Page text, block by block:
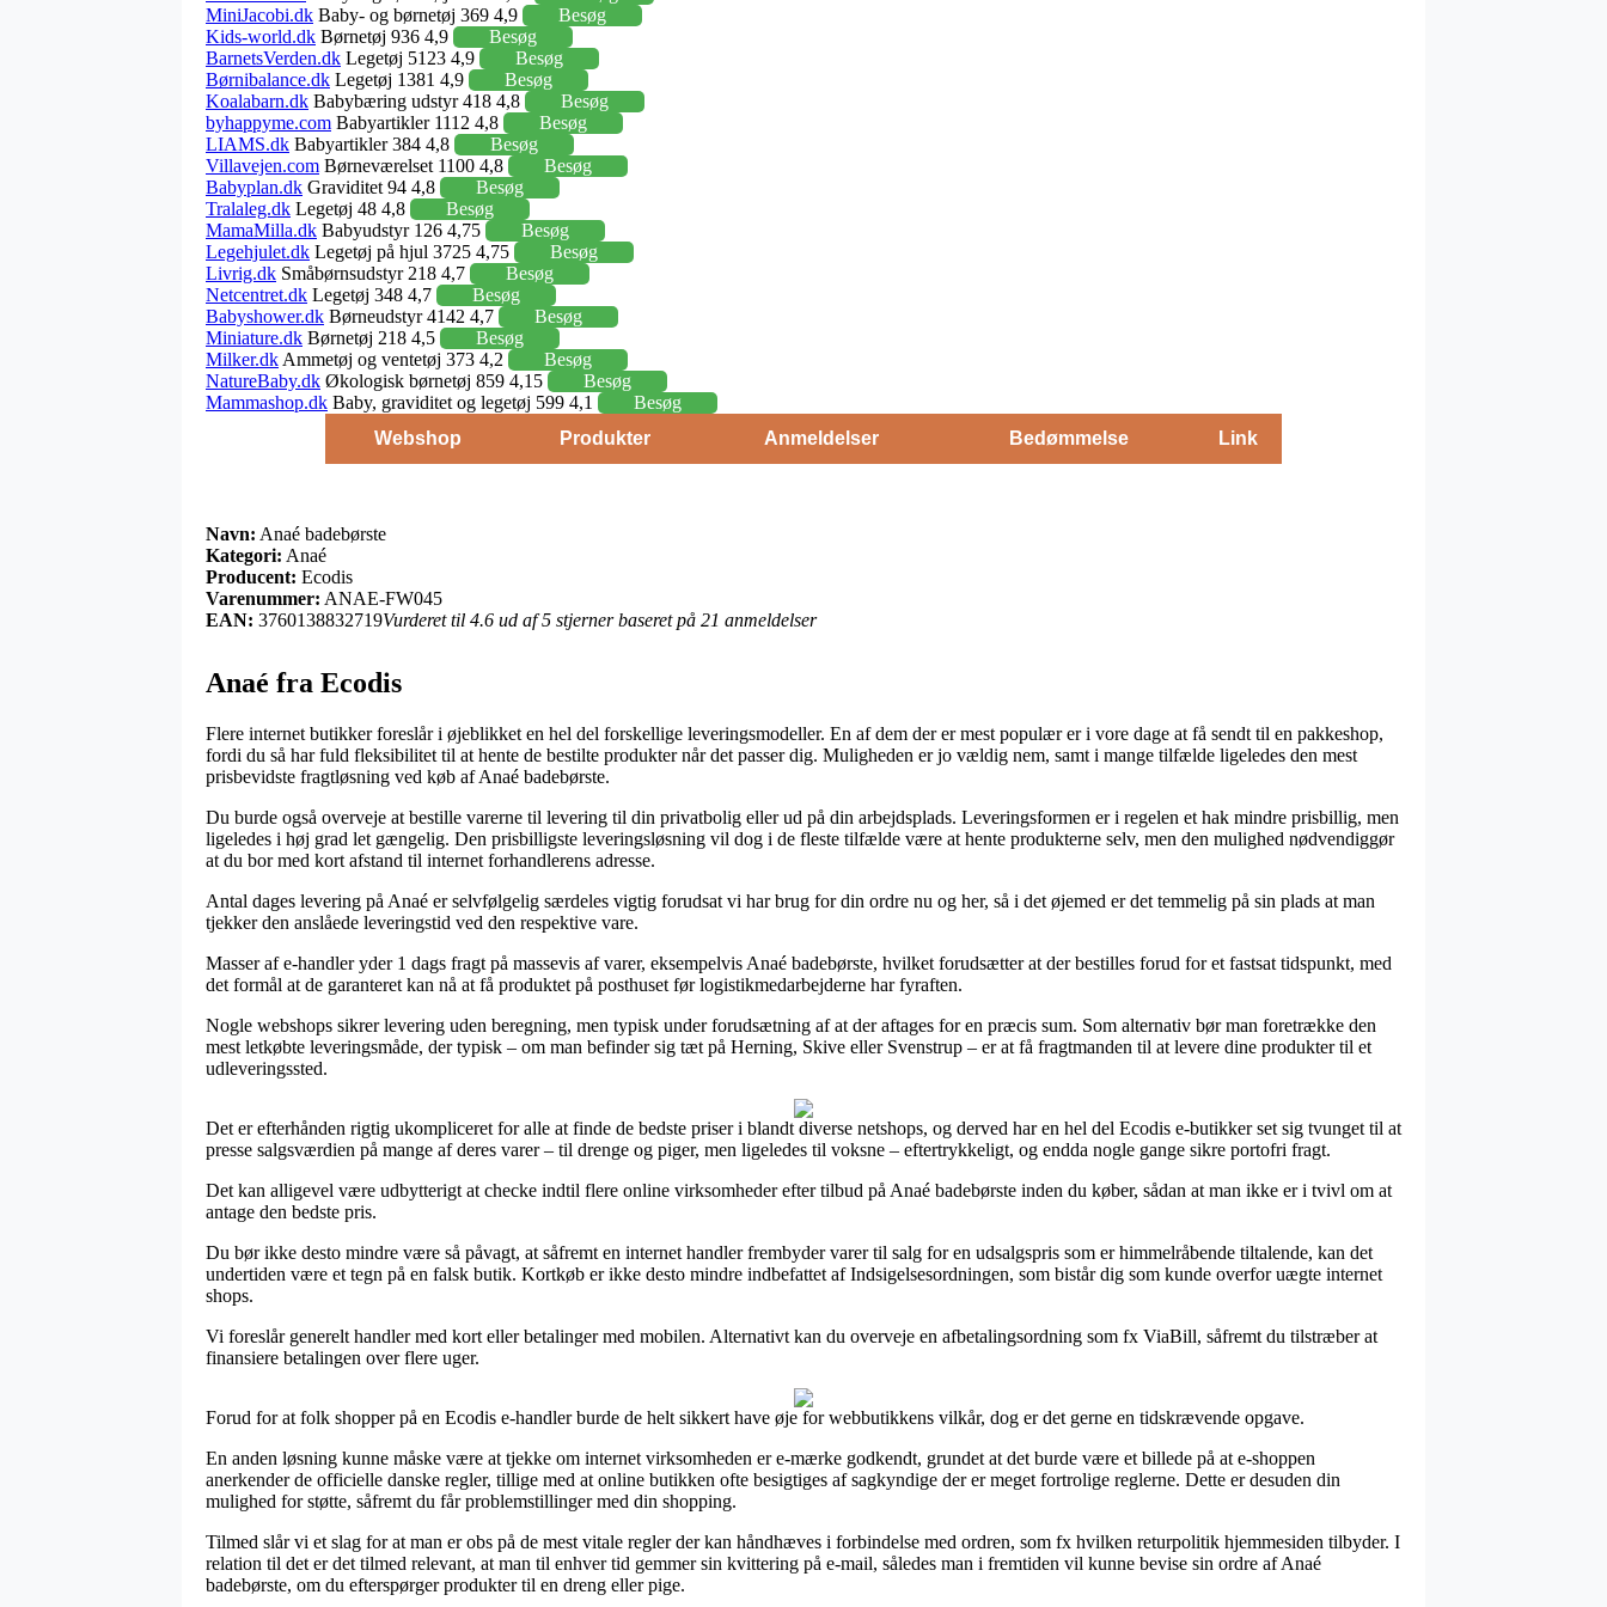
MiniJacobi.dk Baby- og børnetøj 369 4,9
Besøg
Kids-world.dk Børnetøj 936 4,9
Besøg
BarnetsVerden.dk Legetøj 5123 4,9
Besøg
Børnibalance.dk Legetøj 1381 4,9
Besøg
Koalabarn.dk Babybæring udstyr 418 4,8
Besøg
byhappyme.com Babyartikler 1112 4,8
Besøg
LIAMS.dk Babyartikler 384 4,8
Besøg
Villavejen.com Børneværelset 1100 4,8
Besøg
Babyplan.dk Graviditet 94 4,8
Besøg
Tralaleg.dk Legetøj 48 4,8
Besøg
MamaMilla.dk Babyudstyr 126 4,75
Besøg
Legehjulet.dk Legetøj på hjul 3725 4,75
Besøg
Livrig.dk Småbørnsudstyr 218 4,7
Besøg
Netcentret.dk Legetøj 348 4,7
Besøg
Babyshower.dk Børneudstyr 4142 4,7
Besøg
Miniature.dk Børnetøj 218 4,5
Besøg
Milker.dk Ammetøj og ventetøj 373 4,2
Besøg
NatureBaby.dk Økologisk børnetøj 859 4,15
Besøg
Mammashop.dk Baby, graviditet og legetøj 599 4,1
Besøg
Webshop
Produkter Anmeldelser Bedømmelse Link
Navn: Anaé badebørste
Kategori: Anaé
Producent: Ecodis
Varenummer: ANAE-FW045
EAN: 3760138832719Vurderet til 4.6 ud af 5 stjerner baseret på 21 anmeldelser
Anaé fra Ecodis
Flere internet butikker foreslår i øjeblikket en hel del forskellige leveringsmodeller. En af dem der er mest populær er i vore dage at få sendt til en pakkeshop,
fordi du så har fuld fleksibilitet til at hente de bestilte produkter når det passer dig. Muligheden er jo vældig nem, samt i mange tilfælde ligeledes den mest
prisbevidste fragtløsning ved køb af Anaé badebørste.
Du burde også overveje at bestille varerne til levering til din privatbolig eller ud på din arbejdsplads. Leveringsformen er i regelen et hak mindre prisbillig, men
ligeledes i høj grad let gængelig. Den prisbilligste leveringsløsning vil dog i de fleste tilfælde være at hente produkterne selv, men den mulighed nødvendiggør
at du bor med kort afstand til internet forhandlerens adresse.
Antal dages levering på Anaé er selvfølgelig særdeles vigtig forudsat vi har brug for din ordre nu og her, så i det øjemed er det temmelig på sin plads at man
tjekker den anslåede leveringstid ved den respektive vare.
Masser af e-handler yder 1 dags fragt på massevis af varer, eksempelvis Anaé badebørste, hvilket forudsætter at der bestilles forud for et fastsat tidspunkt, med
det formål at de garanteret kan nå at få produktet på posthuset før logistikmedarbejderne har fyraften.
Nogle webshops sikrer levering uden beregning, men typisk under forudsætning af at der aftages for en præcis sum. Som alternativ bør man foretrække den
mest letkøbte leveringsmåde, der typisk – om man befinder sig tæt på Herning, Skive eller Svenstrup – er at få fragtmanden til at levere dine produkter til et
udleveringssted.
Det er efterhånden rigtig ukompliceret for alle at finde de bedste priser i blandt diverse netshops, og derved har en hel del Ecodis e-butikker set sig tvunget til at
presse salgsværdien på mange af deres varer – til drenge og piger, men ligeledes til voksne – eftertrykkeligt, og endda nogle gange sikre portofri fragt.
Det kan alligevel være udbytterigt at checke indtil flere online virksomheder efter tilbud på Anaé badebørste inden du køber, sådan at man ikke er i tvivl om at
antage den bedste pris.
Du bør ikke desto mindre være så påvagt, at såfremt en internet handler frembyder varer til salg for en udsalgspris som er himmelråbende tiltalende, kan det
undertiden være et tegn på en falsk butik. Kortkøb er ikke desto mindre indbefattet af Indsigelsesordningen, som bistår dig som kunde overfor uægte internet
shops.
Vi foreslår generelt handler med kort eller betalinger med mobilen. Alternativt kan du overveje en afbetalingsordning som fx ViaBill, såfremt du tilstræber at
finansiere betalingen over flere uger.
Forud for at folk shopper på en Ecodis e-handler burde de helt sikkert have øje for webbutikkens vilkår, dog er det gerne en tidskrævende opgave.
En anden løsning kunne måske være at tjekke om internet virksomheden er e-mærke godkendt, grundet at det burde være et billede på at e-shoppen
anerkender de officielle danske regler, tillige med at online butikken ofte besigtiges af sagkyndige der er meget fortrolige reglerne. Dette er desuden din
mulighed for støtte, såfremt du får problemstillinger med din shopping.
Tilmed slår vi et slag for at man er obs på de mest vitale regler der kan håndhæves i forbindelse med ordren, som fx hvilken returpolitik hjemmesiden tilbyder. I
relation til det er det tilmed relevant, at man til enhver tid gemmer sin kvittering på e-mail, således man i fremtiden vil kunne bevise sin ordre af Anaé
badebørste, om du efterspørger produkter til en dreng eller pige.